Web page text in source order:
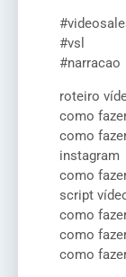
#vsl
#narracao
roteiro
como
como
instagram
como
script
como
como
como